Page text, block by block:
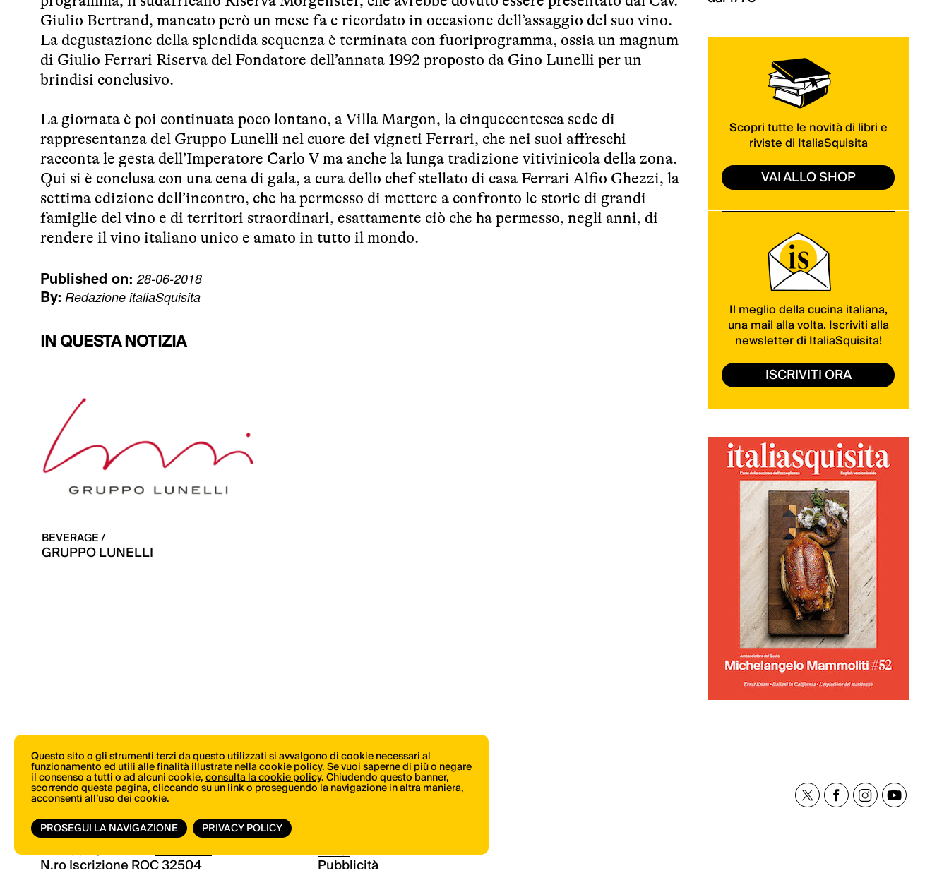
Giulio Bertrand, mancato però un mese fa e ricordato in occasione dell’assaggio del suo vino.
La degustazione della splendida sequenza è terminata con fuoriprogramma, ossia un magnum
di Giulio Ferrari Riserva del Fondatore dell’annata 1992 proposto da Gino Lunelli per un
brindisi conclusivo.
La giornata è poi continuata poco lontano, a Villa Margon, la cinquecentesca sede di
rappresentanza del Gruppo Lunelli nel cuore dei vigneti Ferrari, che nei suoi affreschi
racconta le gesta dell’Imperatore Carlo V ma anche la lunga tradizione vitivinicola della zona.
Qui si è conclusa con una cena di gala, a cura dello chef stellato di casa Ferrari Alfio Ghezzi, la
settima edizione dell’incontro, che ha permesso di mettere a confronto le storie di grandi
famiglie del vino e di territori straordinari, esattamente ciò che ha permesso, negli anni, di
rendere il vino italiano unico e amato in tutto il mondo.
Published on: 28-06-2018
By: Redazione italiaSquisita
IN QUESTA NOTIZIA
BEVERAGE /
GRUPPO LUNELLI
Scopri tutte le novità di libri e
riviste di ItaliaSquisita
VAI ALLO SHOP
Il meglio della cucina italiana,
una mail alla volta. Iscriviti alla
newsletter di ItaliaSquisita!
ISCRIVITI ORA
© Copyright 2026.Vertical.it
N.ro Iscrizione ROC 32504
Shop
Pubblicità
Questo sito o gli strumenti terzi da questo utilizzati si avvalgono di cookie necessari al
funzionamento ed utili alle finalità illustrate nella cookie policy. Se vuoi saperne di più o negare
il consenso a tutti o ad alcuni cookie,consulta la cookie policy. Chiudendo questo banner,
scorrendo questa pagina, cliccando su un link o proseguendo la navigazione in altra maniera,
acconsenti all’uso dei cookie.
PROSEGUI LA NAVIGAZIONE
PRIVACY POLICY